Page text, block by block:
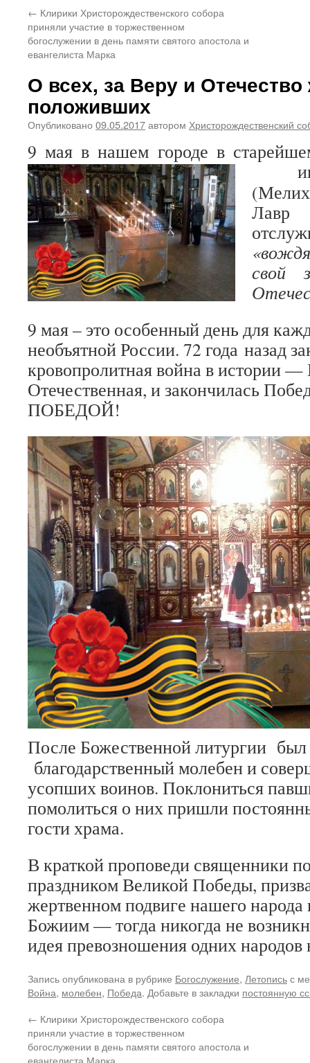
← Клирики Христорождественского собора
приняли участие в торжественном
богослужении в день памяти святого апостола и
евангелиста Марка
О всех, за Веру и
положивших
Опубликовано 09.05.2017автором Христорождественский
9 мая в нашем городе в
свой
9 мая – это особенный день для
необъятной России. 72 года назад
кровопролитная война в истории —
Отечественная, и закончилась
ПОБЕДОЙ!
После Божественной литургии
благодарственный молебен и
усопших воинов. Поклониться
помолиться о них пришли
гости храма.
В краткой проповеди священники
праздником Великой Победы,
жертвенном подвиге нашего
Божиим — тогда никогда не
идея превозношения одних народов
Запись опубликована в рубрике Богослужение, Летописьс
Война, молебен, Победа. Добавьте в закладки постоянную
← Клирики Христорождественского собора
приняли участие в торжественном
богослужении в день памяти святого апостола и
евангелиста Марка